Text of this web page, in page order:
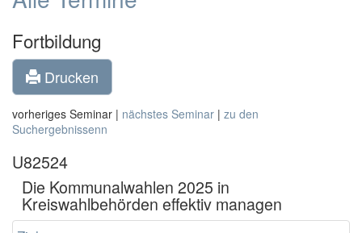
Fortbildung
Drucken
vorheriges Seminar | nächstes Seminar | zu den
Suchergebnissenn
U82524
Die Kommunalwahlen 2025 in
Kreiswahlbehörden effektiv managen